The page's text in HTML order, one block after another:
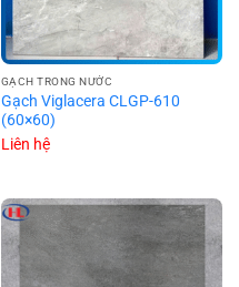
GẠCH TRONG NƯỚC
Gạch Viglacera CLGP-610
(60×60)
Liên hệ